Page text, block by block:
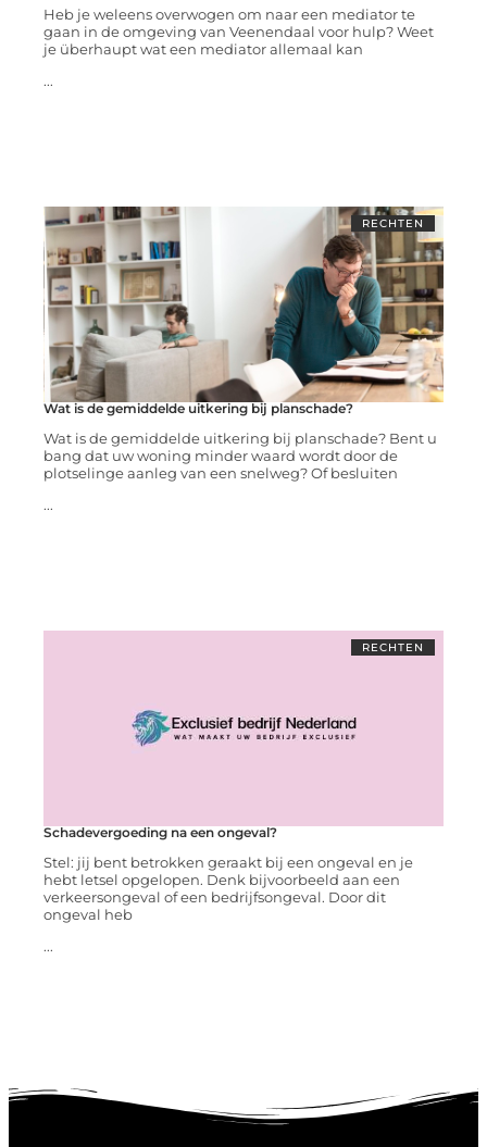
Heb je weleens overwogen om naar een mediator te
gaan in de omgeving van Veenendaal voor hulp? Weet
je überhaupt wat een mediator allemaal kan
...
RECHTEN
Wat is de gemiddelde uitkering bij planschade?
Wat is de gemiddelde uitkering bij planschade? Bent u
bang dat uw woning minder waard wordt door de
plotselinge aanleg van een snelweg? Of besluiten
...
RECHTEN
Schadevergoeding na een ongeval?
Stel: jij bent betrokken geraakt bij een ongeval en je
hebt letsel opgelopen. Denk bijvoorbeeld aan een
verkeersongeval of een bedrijfsongeval. Door dit
ongeval heb
...